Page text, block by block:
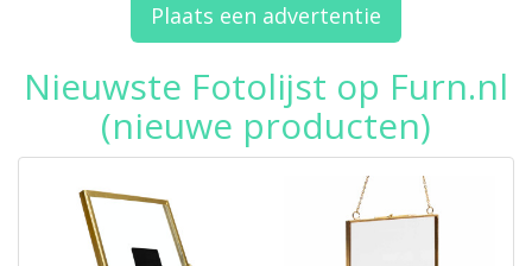
Plaats een advertentie
Nieuwste Fotolijst op Furn.nl
(nieuwe producten)